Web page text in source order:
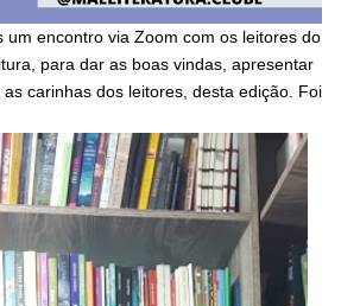
um encontro via Zoom com os leitores do
para dar as boas vindas, apresentar
carinhas dos leitores, desta edição. Foi